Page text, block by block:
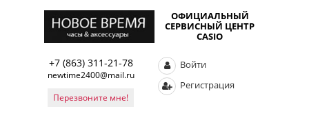
ОФИЦИАЛЬНЫЙ
СЕРВИСНЫЙ ЦЕНТР
CASIO
+7 (863) 311-21-78
newtime2400@mail.ru
Перезвоните мне!
Войти
Регистрация